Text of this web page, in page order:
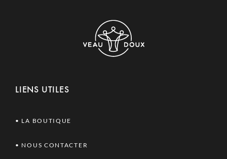
LIENS UTILES
• LA BOUTIQUE
• NOUS CONTACTER